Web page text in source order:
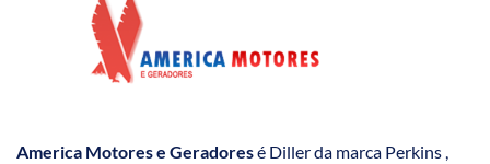
America Motores e Geradoresé Diller da marca Perkins ,